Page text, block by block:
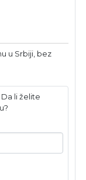
u Srbiji, bez
. Da li želite